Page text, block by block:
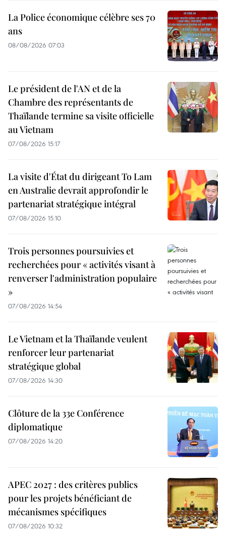
La Police économique célèbre ses 70
ans
08/08/2026 07:03
Le président de l'AN et de la
Chambre des représentants de
Thaïlande termine sa visite officielle
au Vietnam
07/08/2026 15:17
La visite d'État du dirigeant To Lam
en Australie devrait approfondir le
partenariat stratégique intégral
07/08/2026 15:10
Trois personnes poursuivies et
recherchées pour « activités visant à
renverser l'administration populaire
»
07/08/2026 14:54
Le Vietnam et la Thaïlande veulent
renforcer leur partenariat
stratégique global
07/08/2026 14:30
Clôture de la 33e Conférence
diplomatique
07/08/2026 14:20
APEC 2027 : des critères publics
pour les projets bénéficiant de
mécanismes spécifiques
07/08/2026 10:32